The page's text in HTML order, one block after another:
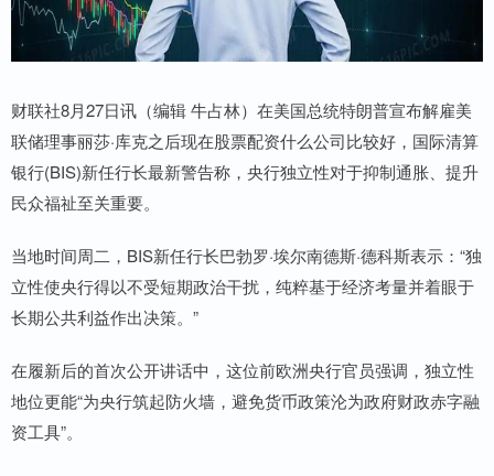
财联社8月27日讯（编辑 牛占林）在美国总统特朗普宣布解雇美
联储理事丽莎·库克之后现在股票配资什么公司比较好，国际清算
银行(BIS)新任行长最新警告称，央行独立性对于抑制通胀、提升
民众福祉至关重要。
当地时间周二，BIS新任行长巴勃罗·埃尔南德斯·德科斯表示：“独
立性使央行得以不受短期政治干扰，纯粹基于经济考量并着眼于
长期公共利益作出决策。”
在履新后的首次公开讲话中，这位前欧洲央行官员强调，独立性
地位更能“为央行筑起防火墙，避免货币政策沦为政府财政赤字融
资工具”。